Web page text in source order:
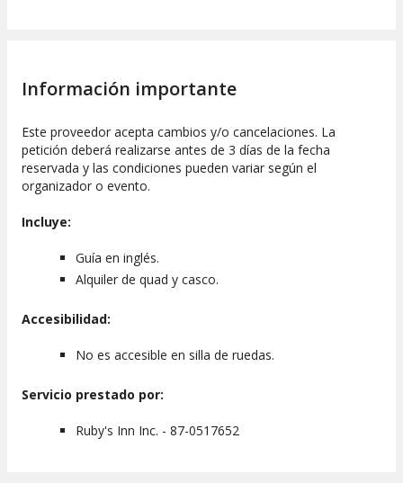
Información importante
Este proveedor acepta cambios y/o cancelaciones. La
petición deberá realizarse antes de 3 días de la fecha
reservada y las condiciones pueden variar según el
organizador o evento.
Incluye:
Guía en inglés.
Alquiler de quad y casco.
Accesibilidad:
No es accesible en silla de ruedas.
Servicio prestado por:
Ruby's Inn Inc. - 87-0517652